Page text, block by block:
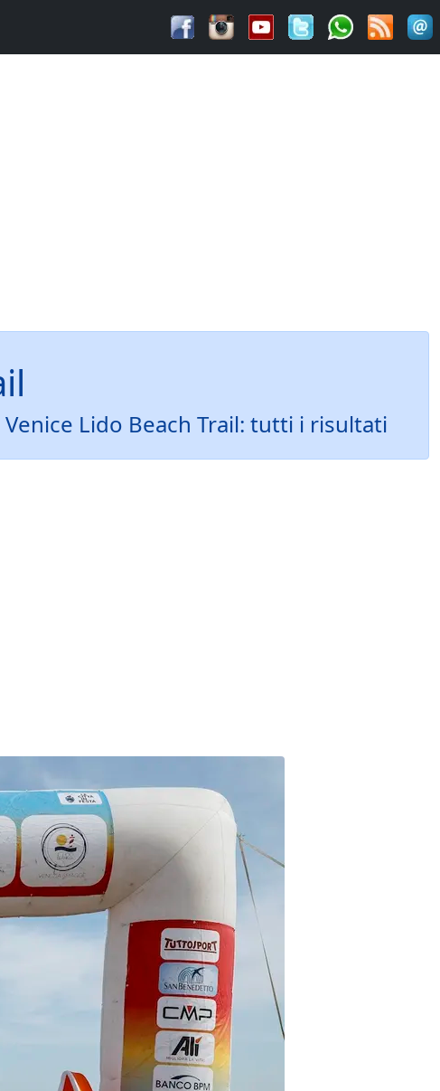
Lido Beach Trail: tutti i risultati